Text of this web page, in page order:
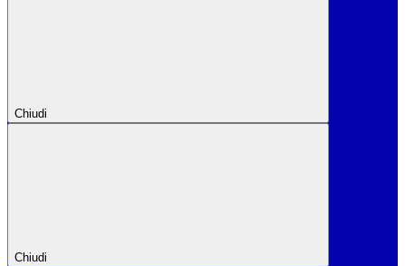
Chiudi
Chiudi